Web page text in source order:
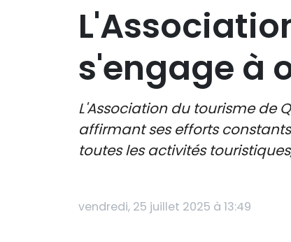
s'engage à
L'Association du tourisme de
affirmant ses efforts
toutes les activités
vendredi, 25 juillet 2025 à 13:49